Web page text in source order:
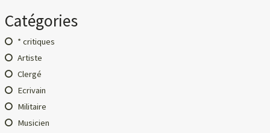
Catégories
* critiques
Artiste
Clergé
Ecrivain
Militaire
Musicien